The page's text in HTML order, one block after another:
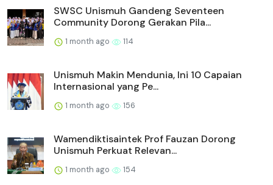
SWSC Unismuh Gandeng Seventeen
Community Dorong Gerakan Pila...
1 month ago 114
Unismuh Makin Mendunia, Ini 10 Capaian
Internasional yang Pe...
1 month ago 156
Wamendiktisaintek Prof Fauzan Dorong
Unismuh Perkuat Relevan...
1 month ago 154